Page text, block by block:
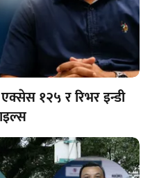
१२५ र रिभर इन्डी